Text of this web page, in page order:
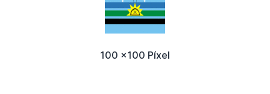
100 x100 Píxel